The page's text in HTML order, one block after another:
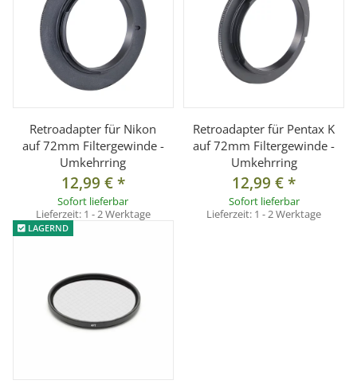
Retroadapter für Nikon
auf 72mm Filtergewinde -
Umkehrring
12,99 €*
Sofort lieferbar
Lieferzeit: 1 - 2 Werktage
Retroadapter für Pentax K
auf 72mm Filtergewinde -
Umkehrring
12,99 €*
Sofort lieferbar
Lieferzeit: 1 - 2 Werktage
LAGERND